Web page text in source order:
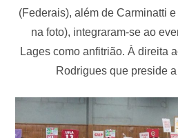
(Federais), além de Carminatti
na foto), integraram-se ao
Lages como anfitrião. À direita
Rodrigues que preside